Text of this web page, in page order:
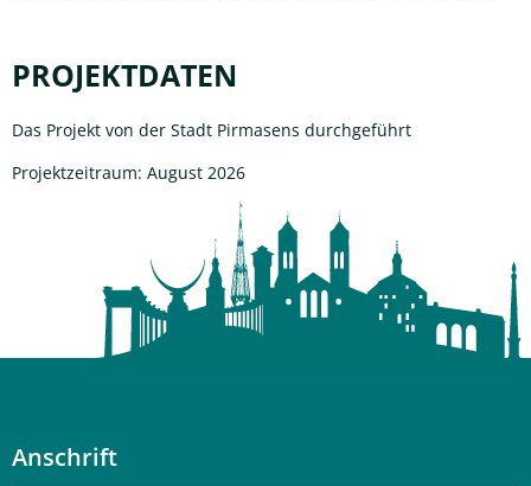
PROJEKTDATEN
Das Projekt von der Stadt Pirmasens durchgeführt
Projektzeitraum: August 2026
Anschrift